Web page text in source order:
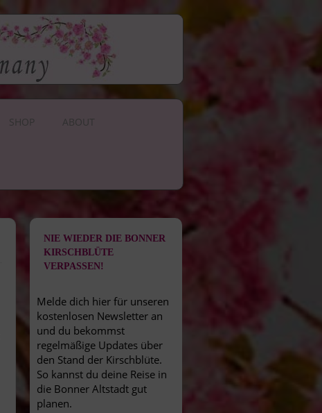
SHOP ABOUT
NIE WIEDER DIE BONNER
KIRSCHBLÜTE
VERPASSEN!
Melde dich hier für unseren
kostenlosen Newsletter an
und du bekommst
regelmäßige Updates über
den Stand der Kirschblüte.
So kannst du deine Reise in
die Bonner Altstadt gut
planen.